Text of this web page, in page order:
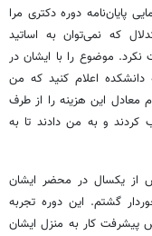
پایان‌نامه دوره دکتری مرا
که نمی‌توان به اساتید
نکرد. موضوع را با ایشان در
اعلام کنید که من
معادل این هزینه را از طرف
کردند و به من دادند تا به
از یکسال در محضر ایشان
گشتم‌. این دوره تجربه
پیشرفت کار به منزل ایشان